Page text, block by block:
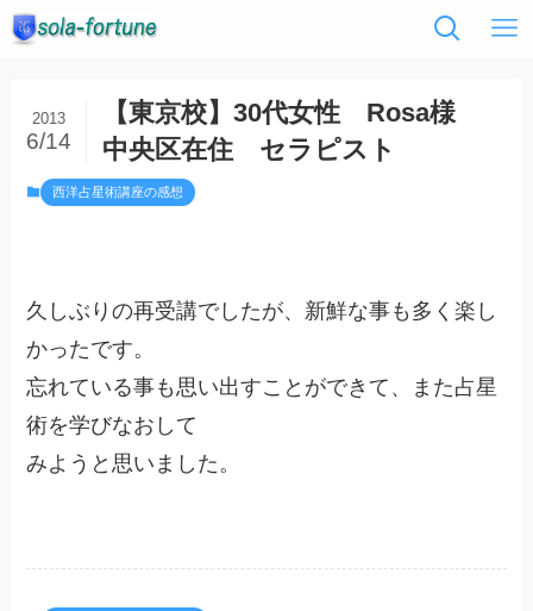
【東京校】30代女性 Rosa様
中央区在住 セラピスト
2013
6/14
西洋占星術講座の感想
久しぶりの再受講でしたが、新鮮な事も多く楽し
かったです。
忘れている事も思い出すことができて、また占星
術を学びなおして
みようと思いました。